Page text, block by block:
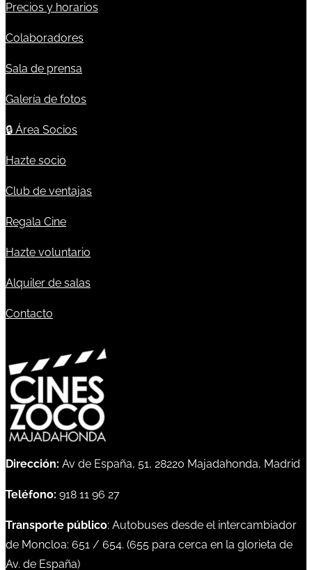
Precios y horarios
Colaboradores
Sala de prensa
Galería de fotos
🔒 Área Socios
Hazte socio
Club de ventajas
Regala Cine
Hazte voluntario
Alquiler de salas
Contacto
Dirección: Av de España, 51, 28220 Majadahonda, Madrid
Teléfono: 918 11 96 27
Transporte público: Autobuses desde el intercambiador
de Moncloa: 651 / 654. (655 para cerca en la glorieta de
Av. de España)